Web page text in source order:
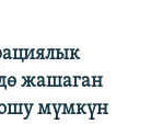
жашаган
мүмкүн